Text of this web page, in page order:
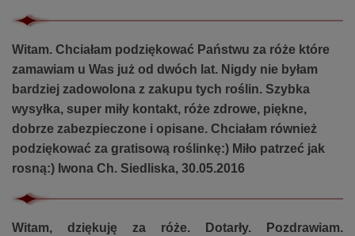
Witam. Chciałam podziękować Państwu za róże które
zamawiam u Was już od dwóch lat. Nigdy nie byłam
bardziej zadowolona z zakupu tych roślin. Szybka
wysyłka, super miły kontakt, róże zdrowe, piękne,
dobrze zabezpieczone i opisane. Chciałam również
podziękować za gratisową roślinkę:) Miło patrzeć jak
rosną:) Iwona Ch. Siedliska, 30.05.2016
Witam, dziękuję za róże. Dotarły. Pozdrawiam.